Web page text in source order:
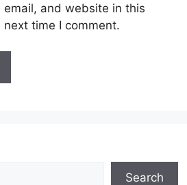
email, and website in this
time I comment.
Search